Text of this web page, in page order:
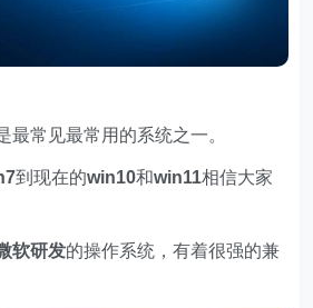
最常见最常用的系统之一。
到现在的win10和win11相信大家
软研发的操作系统，有着很强的兼